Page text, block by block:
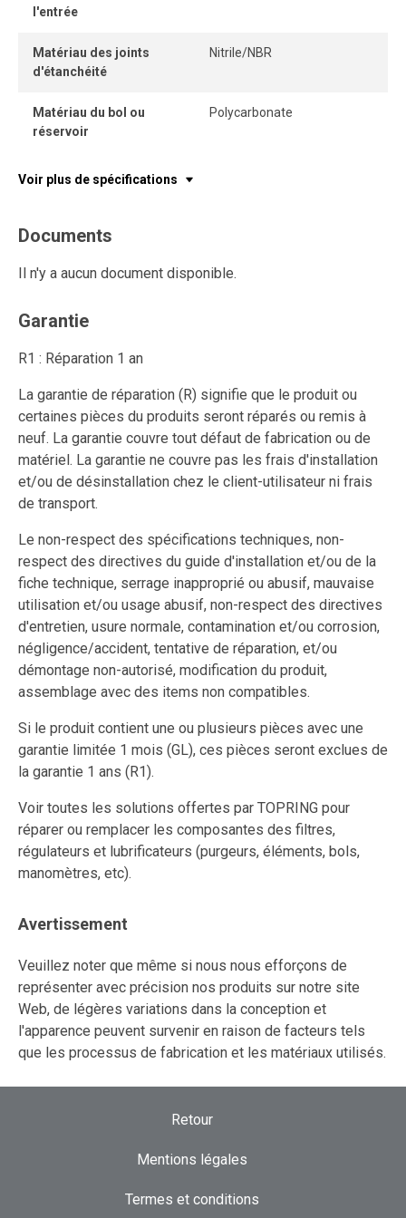
l'entrée
Matériau des joints
d'étanchéité
Nitrile/NBR
Matériau du bol ou
réservoir
Polycarbonate
Voir plus de spécifications
Documents
Il n'y a aucun document disponible.
Garantie
R1 : Réparation 1 an
La garantie de réparation (R) signifie que le produit ou
certaines pièces du produits seront réparés ou remis à
neuf. La garantie couvre tout défaut de fabrication ou de
matériel. La garantie ne couvre pas les frais d'installation
et/ou de désinstallation chez le client-utilisateur ni frais
de transport.
Le non-respect des spécifications techniques, non-
respect des directives du guide d'installation et/ou de la
fiche technique, serrage inapproprié ou abusif, mauvaise
utilisation et/ou usage abusif, non-respect des directives
d'entretien, usure normale, contamination et/ou corrosion,
négligence/accident, tentative de réparation, et/ou
démontage non-autorisé, modification du produit,
assemblage avec des items non compatibles.
Si le produit contient une ou plusieurs pièces avec une
garantie limitée 1 mois (GL), ces pièces seront exclues de
la garantie 1 ans (R1).
Voir toutes les solutions offertes par TOPRING pour
réparer ou remplacer les composantes des filtres,
régulateurs et lubrificateurs (purgeurs, éléments, bols,
manomètres, etc).
Avertissement
Veuillez noter que même si nous nous efforçons de
représenter avec précision nos produits sur notre site
Web, de légères variations dans la conception et
l'apparence peuvent survenir en raison de facteurs tels
que les processus de fabrication et les matériaux utilisés.
Retour
Mentions légales
Termes et conditions